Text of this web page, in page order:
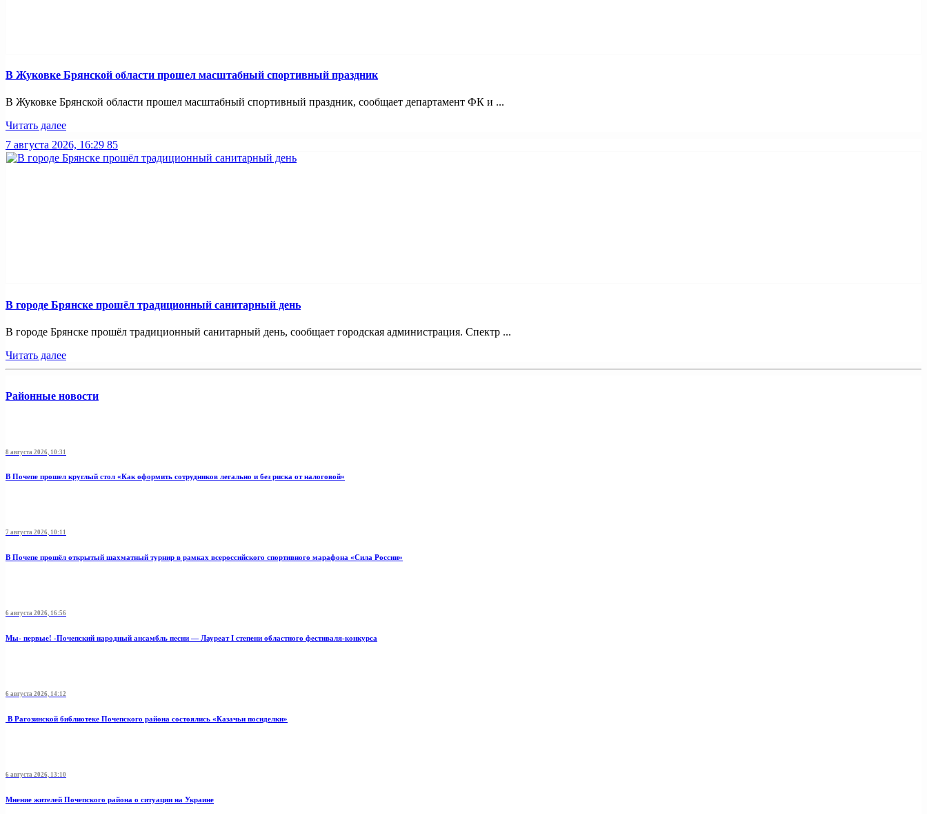
В Жуковке Брянской области прошел масштабный спортивный праздник
В Жуковке Брянской области прошел масштабный спортивный праздник, сообщает департамент ФК и ...
Читать далее
7 августа 2026, 16:29 85
В городе Брянске прошёл традиционный санитарный день
В городе Брянске прошёл традиционный санитарный день, сообщает городская администрация. Спектр ...
Читать далее
Районные новости
8 августа 2026, 10:31
В Почепе прошел круглый стол «Как оформить сотрудников легально и без риска от налоговой»
7 августа 2026, 10:11
В Почепе прошёл открытый шахматный турнир в рамках всероссийского спортивного марафона «Сила России»
6 августа 2026, 16:56
Мы- первые! -Почепский народный ансамбль песни — Лауреат I степени областного фестиваля-конкурса
6 августа 2026, 14:12
В Рагозинской библиотеке Почепского района состоялись «Казачьи посиделки»
6 августа 2026, 13:10
Мнение жителей Почепского района о ситуации на Украине